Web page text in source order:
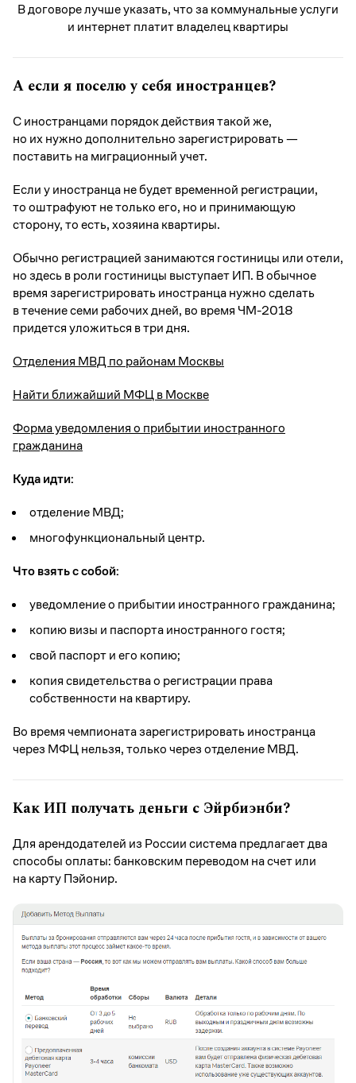
В договоре лучше указать, что за коммунальные услуги
и интернет платит владелец квартиры
А если я поселю у себя иностранцев?
С иностранцами порядок действия такой же,
но их нужно дополнительно зарегистрировать —
поставить на миграционный учет.
Если у иностранца не будет временной регистрации,
то оштрафуют не только его, но и принимающую
сторону, то есть, хозяина квартиры.
Обычно регистрацией занимаются гостиницы или отели,
но здесь в роли гостиницы выступает ИП. В обычное
время зарегистрировать иностранца нужно сделать
в течение семи рабочих дней, во время ЧМ-2018
придется уложиться в три дня.
Отделения МВД по районам Москвы
Найти ближайший МФЦ в Москве
Форма уведомления о прибытии иностранного
гражданина
Куда идти:
отделение МВД;
многофункциональный центр.
Что взять с собой:
уведомление о прибытии иностранного гражданина;
копию визы и паспорта иностранного гостя;
свой паспорт и его копию;
копия свидетельства о регистрации права
собственности на квартиру.
Во время чемпионата зарегистрировать иностранца
через МФЦ нельзя, только через отделение МВД.
Как ИП получать деньги с Эйрбиэнби?
Для арендодателей из России система предлагает два
способы оплаты: банковским переводом на счет или
на карту Пэйонир.